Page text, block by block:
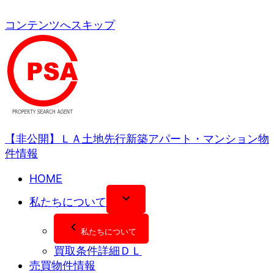
コンテンツへスキップ
【非公開】ＬＡ土地先行新築アパート・マンション物
件情報
HOME
私たちについて
私たちについて
買取条件詳細ＤＬ
売買物件情報